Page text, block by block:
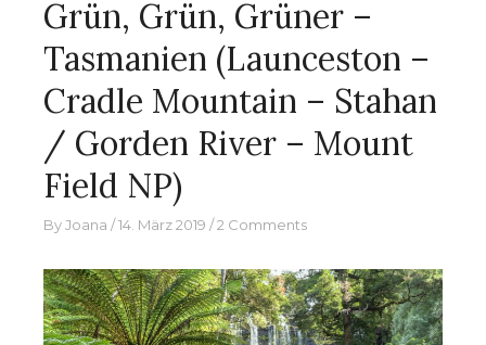
Grün, Grün, Grüner –
Tasmanien (Launceston –
Cradle Mountain – Stahan
/ Gorden River – Mount
Field NP)
ByJoana 14. März 2019 2 Comments